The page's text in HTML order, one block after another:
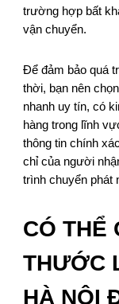
trường hợp bất
vận chuyển.
Để đảm bảo quá
thời, bạn nên
nhanh uy tín, có
hàng trong lĩnh
thông tin chính
chỉ của người
trình chuyển phát
CÓ THỂ
THƯỚC
HÀ NỘI